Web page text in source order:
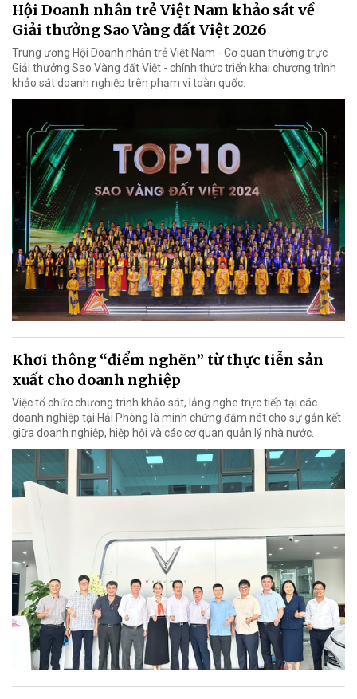
Hội Doanh nhân trẻ Việt Nam khảo sát về
Giải thưởng Sao Vàng đất Việt 2026
Trung ương Hội Doanh nhân trẻ Việt Nam - Cơ quan thường trực
Giải thưởng Sao Vàng đất Việt - chính thức triển khai chương trình
khảo sát doanh nghiệp trên phạm vi toàn quốc.
Khơi thông “điểm nghẽn” từ thực tiễn sản
xuất cho doanh nghiệp
Việc tổ chức chương trình khảo sát, lắng nghe trực tiếp tại các
doanh nghiệp tại Hải Phòng là minh chứng đậm nét cho sự gắn kết
giữa doanh nghiệp, hiệp hội và các cơ quan quản lý nhà nước.